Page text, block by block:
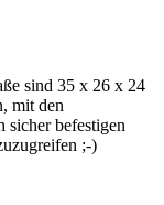
sind 35 x 26 x 24
mit den
sicher befestigen
;-)